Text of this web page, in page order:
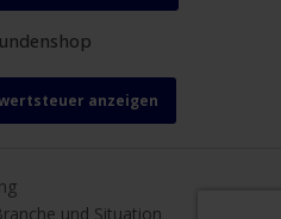
anzeigen
und Situation